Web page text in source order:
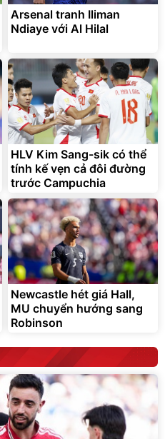
Arsenal tranh Iliman
Ndiaye với Al Hilal
HLV Kim Sang-sik có thể
tính kế vẹn cả đôi đường
trước Campuchia
Newcastle hét giá Hall,
MU chuyển hướng sang
Robinson